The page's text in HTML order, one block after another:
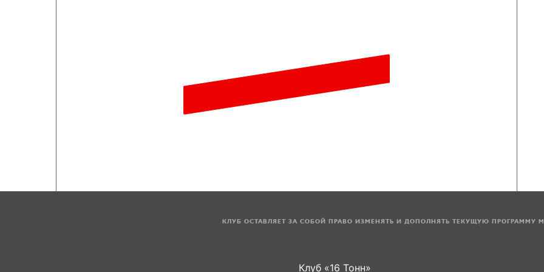
КЛУБ ОСТАВЛЯЕТ ЗА СОБОЙ ПРАВО ИЗМЕНЯТЬ И ДОПОЛНЯТЬ ТЕКУЩУЮ ПРОГРАММУ
Клуб «16 Тонн»